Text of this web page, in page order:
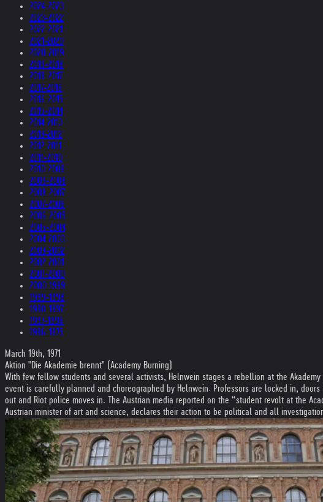
2024-2023
2023-2022
2022-2021
2021-2020
2020-2019
2019-2018
2018-2017
2017-2016
2016-2015
2015-2014
2014-2013
2013-2012
2012-2011
2011-2010
2010-2009
2009-2008
2008-2007
2007-2006
2006-2005
2005-2004
2004-2003
2003-2002
2002-2001
2001-2000
2000-1999
1999-1998
1998-1997
1997-1996
1996-1975
March 19th, 1971
Aktion "Die Akademie brennt" (Academy Burning)
With few fellow students and several activists, Helnwein stages a rebellion at the
event is carefully planned and choreographed by Helnwein. Professors are locked in,
out and Riot police moves in. The Austrian media reported on the “student revolt at the
Austrian minister of art and science, declares their action to be political and all